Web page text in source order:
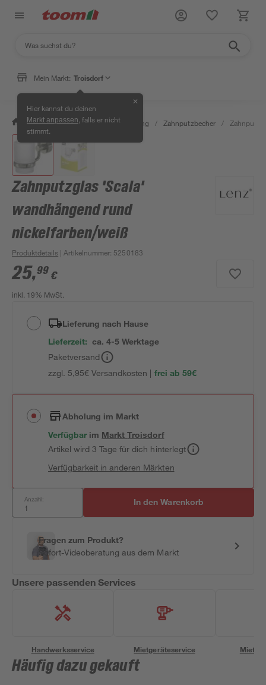
Mein Markt: Troisdorf
Hier kannst du deinen
Markt anpassen , falls er nicht
stimmt.
✕
/ Bad & Sanitär / Bad-Ausstattung / Zahnputzbecher /
Zahnputzglas 'Scala'
wandhängend rund
nickelfarben/weiß
Produktdetails | Artikelnummer: 5250183
25,99 €
inkl. 19% MwSt.
Lieferung nach Hause
Lieferzeit: ca. 4-5 Werktage
Paketversand
zzgl. 5,95€ Versandkosten | frei ab 59€
Abholung im Markt
Verfügbar im MarktTroisdorf
Artikel wird 3 Tage für dich hinterlegt
Verfügbarkeit in anderen Märkten
Anzahl: In den Warenkorb
Fragen zum Produkt?
Sofort-Videoberatung aus dem Markt
Unsere passenden Services
Handwerksservice Mietgeräteservice
Häufig dazu gekauft